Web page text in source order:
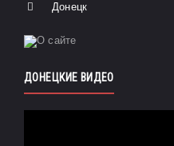
Донецк
ДОНЕЦКИЕ ВИДЕО